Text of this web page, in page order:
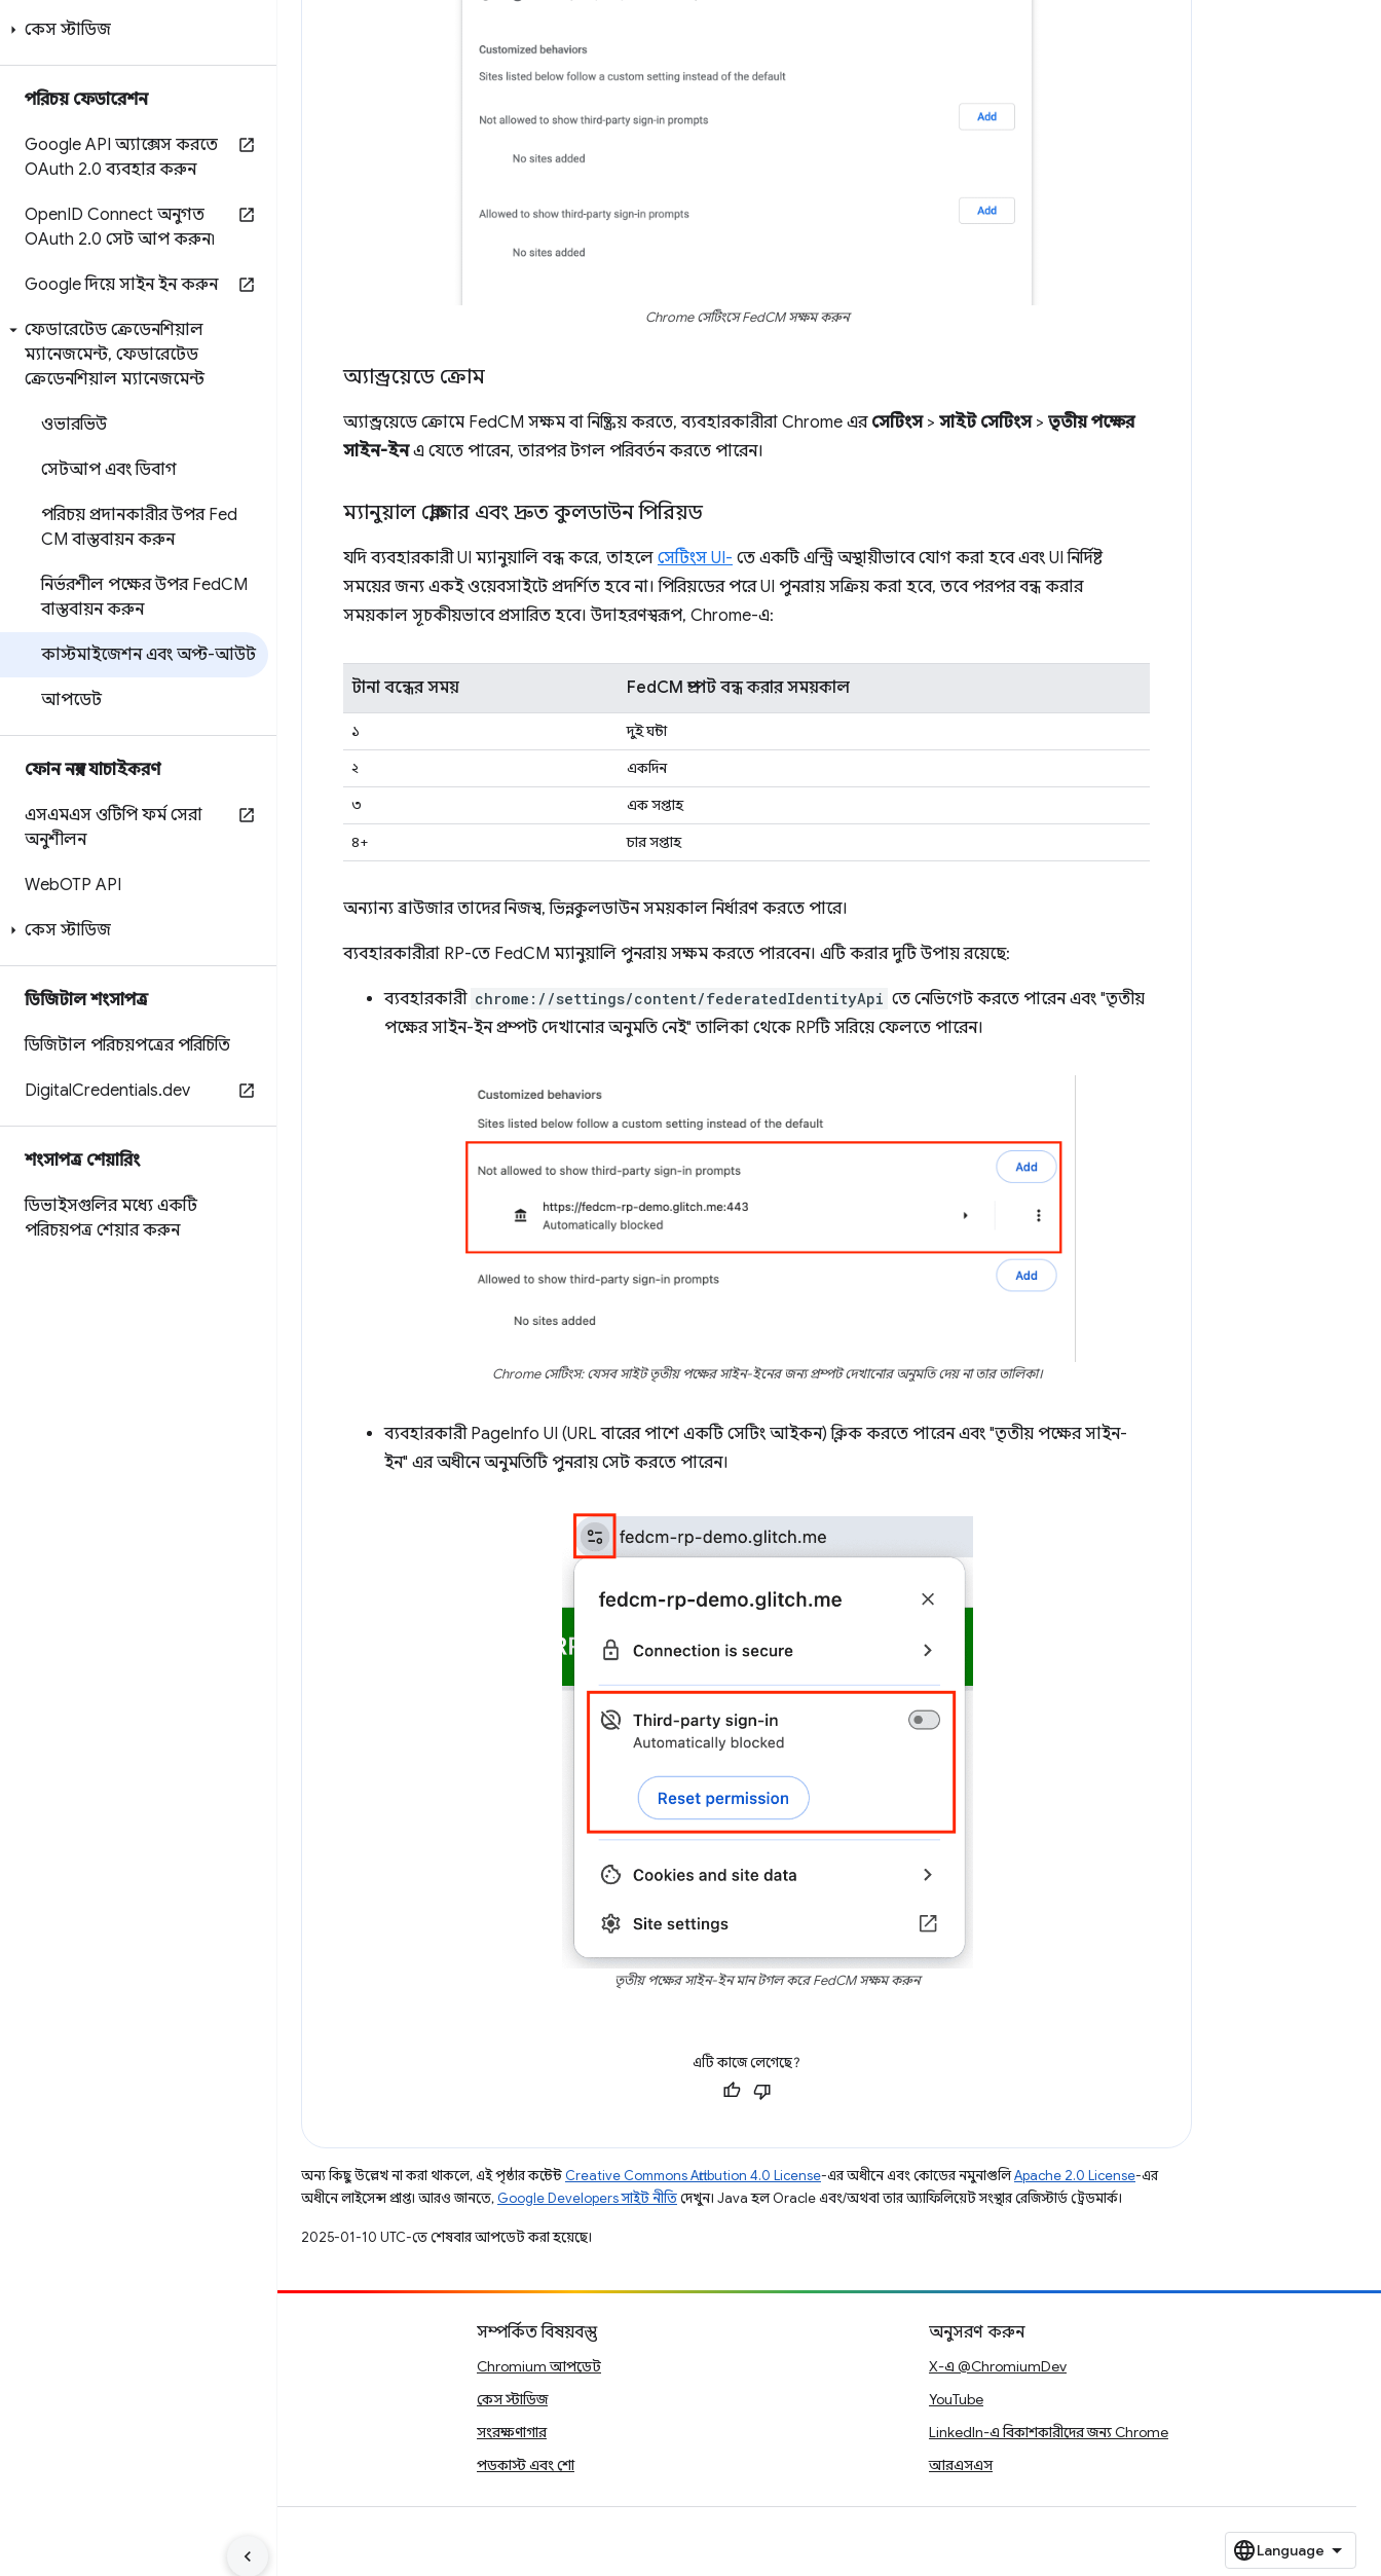
কেস স্টাডিজ
পরিচয় ফেডারেশন
Google API অ্যাক্সেস করতে
OAuth 2.0 ব্যবহার করুন
OpenID Connect অনুগত
OAuth 2.0 সেট আপ করুন৷
Google দিয়ে সাইন ইন করুন
ফেডারেটেড ক্রেডেনশিয়াল
ম্যানেজমেন্ট, ফেডারেটেড
ক্রেডেনশিয়াল ম্যানেজমেন্ট
ওভারভিউ
সেটআপ এবং ডিবাগ
পরিচয় প্রদানকারীর উপর Fed
CM বাস্তবায়ন করুন
নির্ভরশীল পক্ষের উপর FedCM
বাস্তবায়ন করুন
কাস্টমাইজেশন এবং অপ্ট-আউট
আপডেট
ফোন নম্বর যাচাইকরণ
এসএমএস ওটিপি ফর্ম সেরা
অনুশীলন
WebOTP API
কেস স্টাডিজ
ডিজিটাল শংসাপত্র
ডিজিটাল পরিচয়পত্রের পরিচিতি
DigitalCredentials.dev
শংসাপত্র শেয়ারিং
ডিভাইসগুলির মধ্যে একটি
পরিচয়পত্র শেয়ার করুন
Chrome সেটিংসে FedCM সক্ষম করুন
অ্যান্ড্রয়েডে ক্রোম
অ্যান্ড্রয়েডে ক্রোমে FedCM সক্ষম বা নিষ্ক্রিয় করতে, ব্যবহারকারীরা Chrome এর সেটিংস> সাইট সেটিংস> তৃতীয় পক্ষের
সাইন-ইনএ যেতে পারেন, তারপর টগল পরিবর্তন করতে পারেন।
ম্যানুয়াল ক্লোজার এবং দ্রুত কুলডাউন পিরিয়ড
যদি ব্যবহারকারী UI ম্যানুয়ালি বন্ধ করে, তাহলে সেটিংস UI- তে একটি এন্ট্রি অস্থায়ীভাবে যোগ করা হবে এবং UI নির্দিষ্ট
সময়ের জন্য একই ওয়েবসাইটে প্রদর্শিত হবে না। পিরিয়ডের পরে UI পুনরায় সক্রিয় করা হবে, তবে পরপর বন্ধ করার
সময়কাল সূচকীয়ভাবে প্রসারিত হবে। উদাহরণস্বরূপ, Chrome-এ:
টানা বন্ধের সময় FedCM প্রম্পট বন্ধ করার সময়কাল
১
দুই ঘন্টা
২
একদিন
৩
এক সপ্তাহ
৪+
চার সপ্তাহ
অন্যান্য ব্রাউজার তাদের নিজস্ব, ভিন্ন, কুলডাউন সময়কাল নির্ধারণ করতে পারে।
ব্যবহারকারীরা RP-তে FedCM ম্যানুয়ালি পুনরায় সক্ষম করতে পারবেন। এটি করার দুটি উপায় রয়েছে:
ব্যবহারকারী chrome://settings/content/federatedIdentityApi তে নেভিগেট করতে পারেন এবং "তৃতীয়
পক্ষের সাইন-ইন প্রম্পট দেখানোর অনুমতি নেই" তালিকা থেকে RPটি সরিয়ে ফেলতে পারেন।
Chrome সেটিংস: যেসব সাইট তৃতীয় পক্ষের সাইন-ইনের জন্য প্রম্পট দেখানোর অনুমতি দেয় না তার তালিকা।
ব্যবহারকারী PageInfo UI (URL বারের পাশে একটি সেটিং আইকন) ক্লিক করতে পারেন এবং "তৃতীয় পক্ষের সাইন-
ইন" এর অধীনে অনুমতিটি পুনরায় সেট করতে পারেন।
তৃতীয় পক্ষের সাইন-ইন মান টগল করে FedCM সক্ষম করুন
এটি কাজে লেগেছে?
অন্য কিছু উল্লেখ না করা থাকলে, এই পৃষ্ঠার কন্টেন্ট Creative Commons Attribution 4.0 License-এর অধীনে এবং কোডের নমুনাগুলিApache 2.0 License-এর
অধীনে লাইসেন্স প্রাপ্ত। আরও জানতে, Google Developers সাইট নীতিদেখুন। Java হল Oracle এবং/অথবা তার অ্যাফিলিয়েট সংস্থার রেজিস্টার্ড ট্রেডমার্ক।
2025-01-10 UTC-তে শেষবার আপডেট করা হয়েছে।
সম্পর্কিত বিষয়বস্তু
Chromium আপডেট
কেস স্টাডিজ
সংরক্ষণাগার
পডকাস্ট এবং শো
অনুসরণ করুন
X-এ @ChromiumDev
YouTube
LinkedIn-এ বিকাশকারীদের জন্য Chrome
আরএসএস
Manage cookies